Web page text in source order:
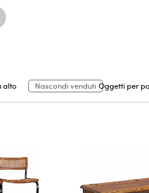
alto Nascondi venduti Oggetti per